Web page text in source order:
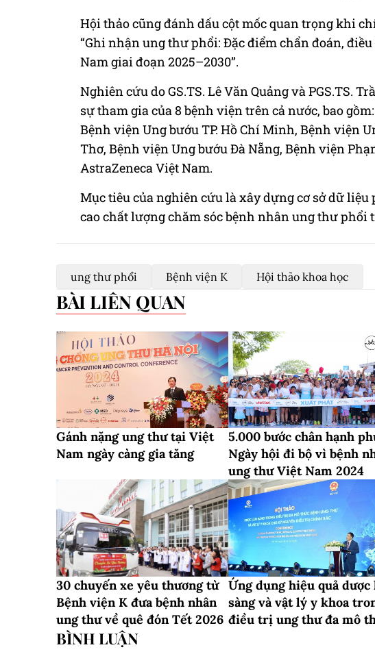
Hội thảo cũng đánh dấu cột mốc quan trọng khi
“Ghi nhận ung thư phổi: Đặc điểm chẩn đoán,
Nam giai đoạn 2025–2030”.
Nghiên cứu do GS.TS. Lê Văn Quảng và PGS.TS.
sự tham gia của 8 bệnh viện trên cả nước, bao
Bệnh viện Ung bướu TP. Hồ Chí Minh, Bệnh viện
Thơ, Bệnh viện Ung bướu Đà Nẵng, Bệnh viện
AstraZeneca Việt Nam.
Mục tiêu của nghiên cứu là xây dựng cơ sở dữ
cao chất lượng chăm sóc bệnh nhân ung thư phổi
ung thư phổi Bệnh viện K Hội thảo khoa học
BÀI LIÊN QUAN
Gánh nặng ung thư tại Việt
Nam ngày càng gia tăng
5.000 bước chân hạnh
Ngày hội đi bộ vì bệnh
ung thư Việt Nam 2024
30 chuyến xe yêu thương từ
Bệnh viện K đưa bệnh nhân
ung thư về quê đón Tết 2026
Ứng dụng hiệu quả dược
sàng và vật lý y khoa
điều trị ung thư đa mô